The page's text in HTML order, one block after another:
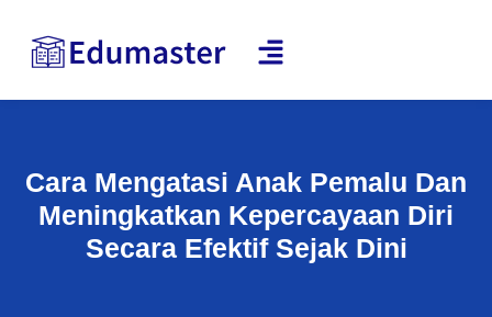
Cara Mengatasi Anak Pemalu Dan
Meningkatkan Kepercayaan Diri
Secara Efektif Sejak Dini